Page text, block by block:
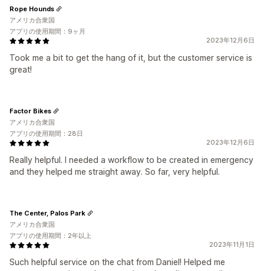
2023年12月6日
Took me a bit to get the hang of it, but the customer service is
great!
Rope Hounds
アメリカ合衆国
アプリの使用期間：9ヶ月
2023年12月6日
Really helpful. I needed a workflow to be created in emergency
and they helped me straight away. So far, very helpful.
Factor Bikes
アメリカ合衆国
アプリの使用期間：28日
2023年11月1日
Such helpful service on the chat from Daniel! Helped me
The Center, Palos Park
アメリカ合衆国
アプリの使用期間：2年以上